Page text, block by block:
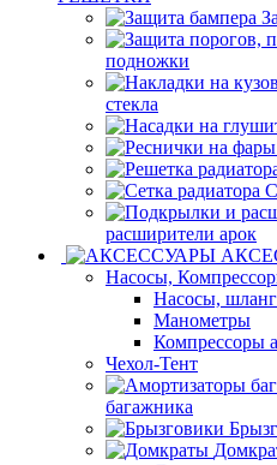
подножки
стекла
расширители арок
Насосы,
Насосы,
Манометры
Компрессоры
Чехол-Тент
багажника